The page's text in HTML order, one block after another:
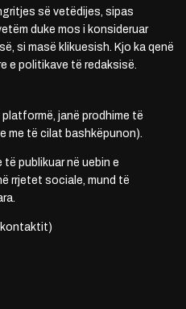
së vetëdijes, sipas
duke mos i konsideruar
si masë klikuesish. Kjo ka qenë
e politikave të redaksisë.
janë prodhime të
me të cilat bashkëpunon).
publikuar në uebin e
rrjetet sociale, mund të
kontaktit)